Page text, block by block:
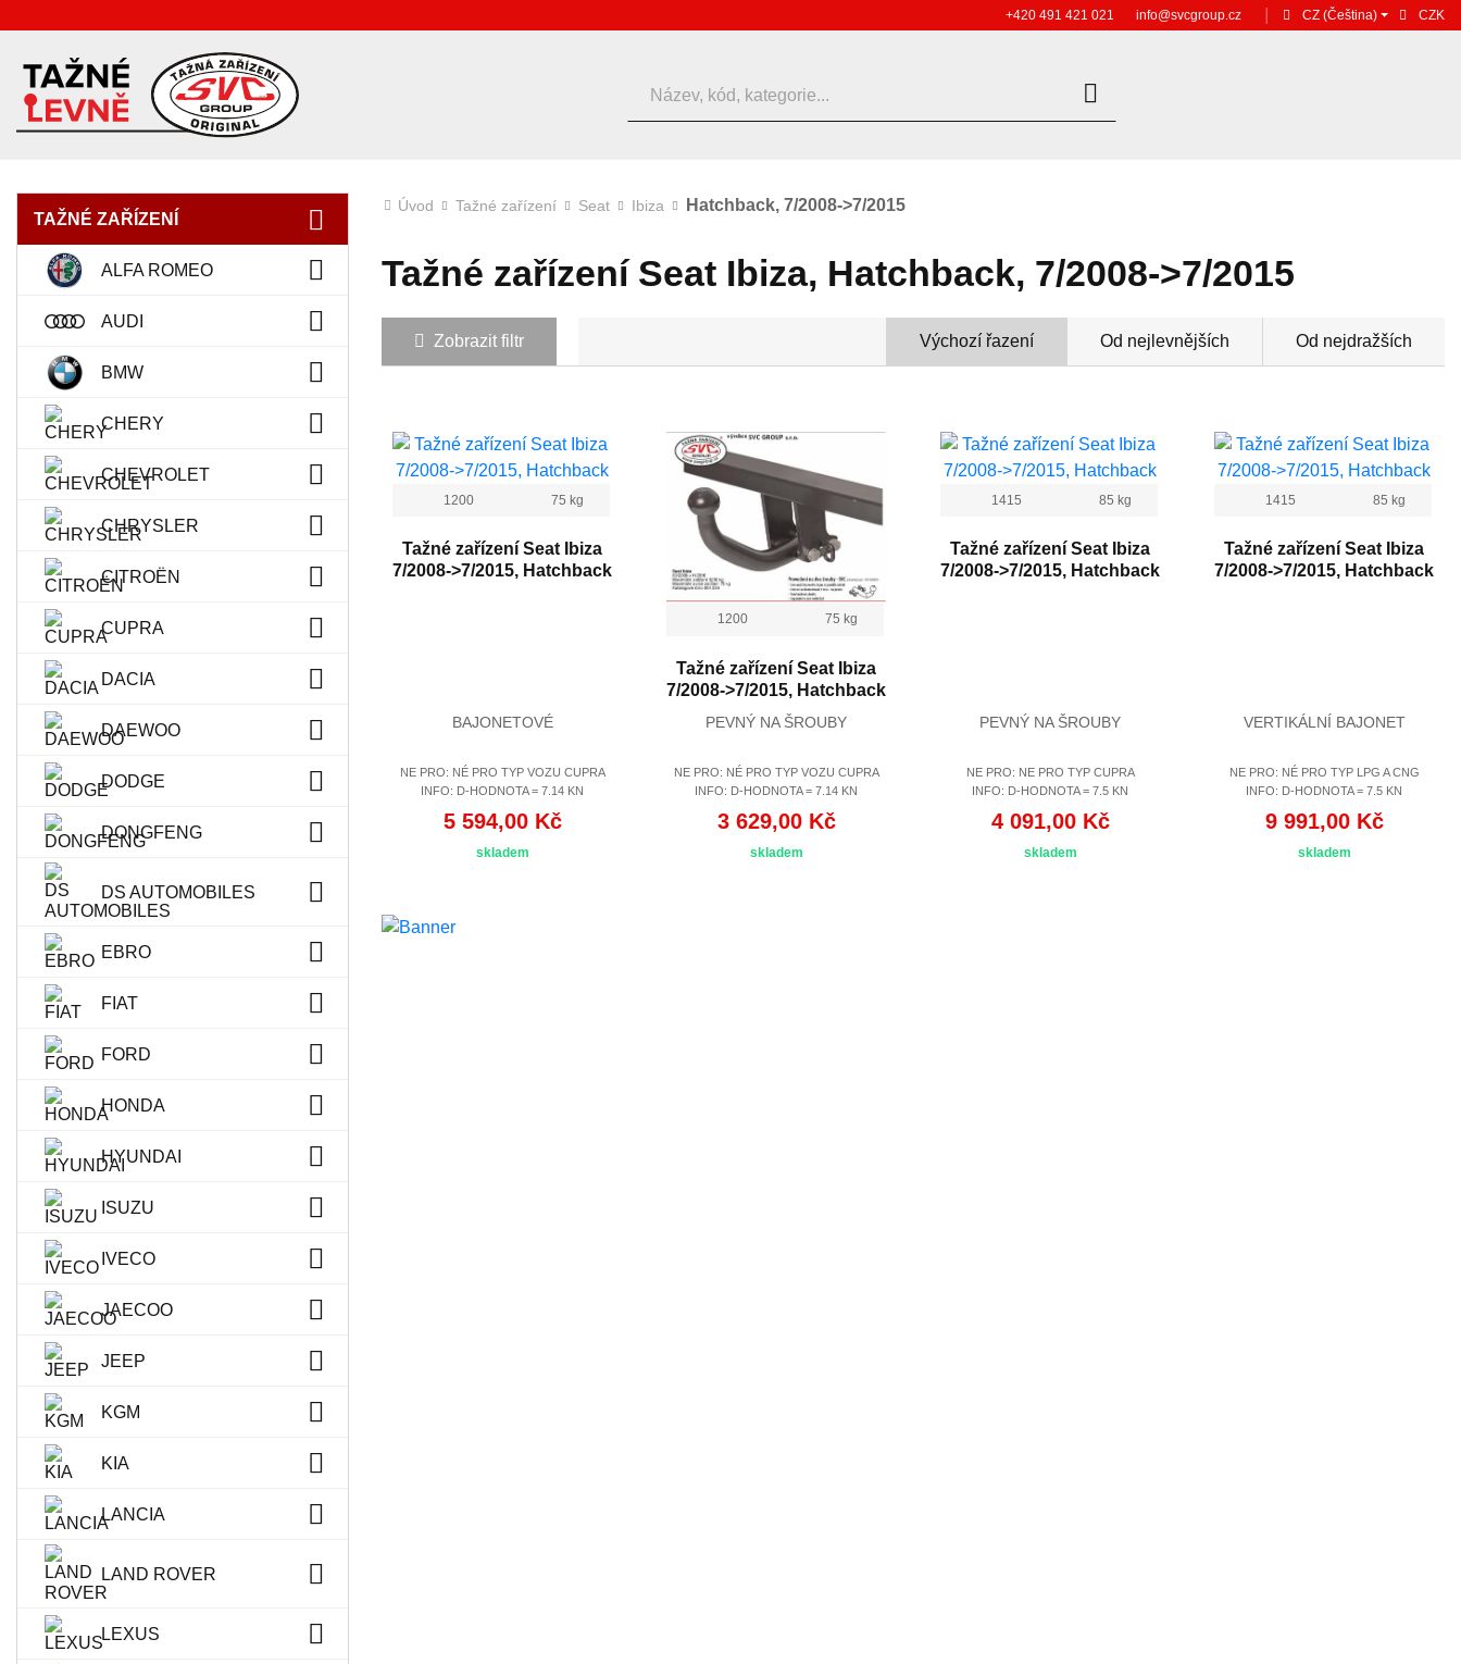
+420 491 421 021 info@svcgroup.cz CZ (Čeština) CZK
TAŽNÉ ZAŘÍZENÍ
ALFA ROMEO
AUDI
BMW
CHERY
CHEVROLET
CHRYSLER
CITROËN
CUPRA
DACIA
DAEWOO
DODGE
DONGFENG
DS AUTOMOBILES
EBRO
FIAT
FORD
HONDA
HYUNDAI
ISUZU
IVECO
JAECOO
JEEP
KGM
KIA
LANCIA
LAND ROVER
LEXUS
Úvod Tažné zařízení Seat Ibiza Hatchback, 7/2008->7/2015
Tažné zařízení Seat Ibiza, Hatchback, 7/2008->7/2015
Zobrazit filtr Výchozí řazení Od nejlevnějších Od nejdražších
1200 75 kg
Tažné zařízení Seat Ibiza
7/2008->7/2015, Hatchback
BAJONETOVÉ
NE PRO: NÉ PRO TYP VOZU CUPRA
INFO: D-HODNOTA = 7.14 KN
5 594,00 Kč
skladem
1200 75 kg
Tažné zařízení Seat Ibiza
7/2008->7/2015, Hatchback
PEVNÝ NA ŠROUBY
NE PRO: NÉ PRO TYP VOZU CUPRA
INFO: D-HODNOTA = 7.14 KN
3 629,00 Kč
skladem
1415 85 kg
Tažné zařízení Seat Ibiza
7/2008->7/2015, Hatchback
PEVNÝ NA ŠROUBY
NE PRO: NE PRO TYP CUPRA
INFO: D-HODNOTA = 7.5 KN
4 091,00 Kč
skladem
1415 85 kg
Tažné zařízení Seat Ibiza
7/2008->7/2015, Hatchback
VERTIKÁLNÍ BAJONET
NE PRO: NÉ PRO TYP LPG A CNG
INFO: D-HODNOTA = 7.5 KN
9 991,00 Kč
skladem